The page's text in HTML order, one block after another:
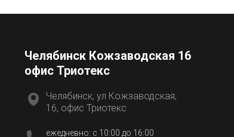
Челябинск Кожзаводская 16
офис Триотекс
Челябинск, ул Кожзаводская,
16, офис Триотекс
ежедневно: с 10:00 до 16:00